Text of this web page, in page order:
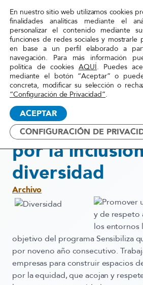
Red
Acoge
Inicio»Actualidad» Nueve
inclusión y
19 mayo, 2016
Nueve años
por la
diversidad
Archivo
Promover
y de respeto
los entornos
objetivo del programa Sensibiliza
por noveno año consecutivo.
empresas para construir espacios
por la equidad, que acojan y
En nuestro sitio web utilizamos cookies
finalidades analíticas mediante el
personalizar el contenido mediante
funciones de redes sociales y mostrarle
en base a un perfil elaborado a
navegación. Para más información
política de cookiesAQUÍ. Puedes
mediante el botón “Aceptar” o
concreta, modificar su selección o
“Configuración de Privacidad”.
ACEPTAR
CONFIGURACIÓN DE